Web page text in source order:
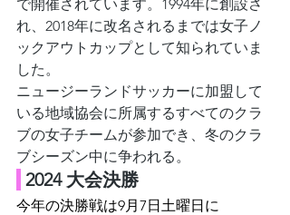
で開催されています。1994年に創設さ
れ、2018年に改名されるまでは女子ノ
ックアウトカップとして知られていま
した。
ニュージーランドサッカーに加盟して
いる地域協会に所属するすべてのクラ
ブの女子チームが参加でき、冬のクラ
ブシーズン中に争われる。
2024 大会決勝
今年の決勝戦は9月7日土曜日に